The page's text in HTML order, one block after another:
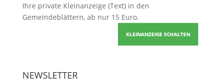
Ihre private Kleinanzeige (Text) in den
Gemeindeblättern, ab nur 15 Euro.
KLEINANZEIGE SCHALTEN
NEWSLETTER